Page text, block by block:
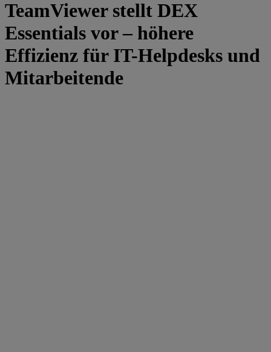
TeamViewer stellt DEX
Essentials vor – höhere
Effizienz für IT-Helpdesks und
Mitarbeitende